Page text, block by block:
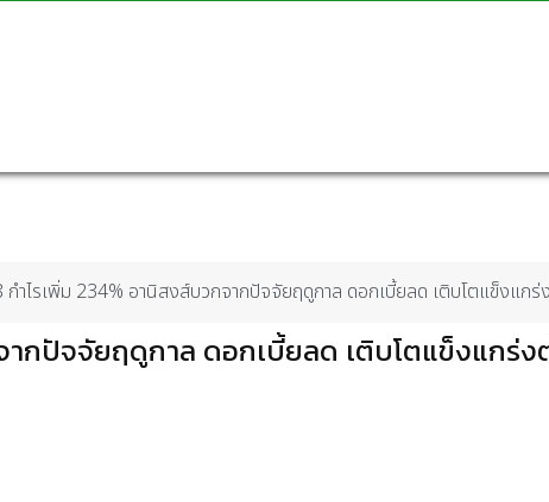
ำไรเพิ่ม 234% อานิสงส์บวกจากปัจจัยฤดูกาล ดอกเบี้ยลด เติบโตแข็งแกร่
ากปัจจัยฤดูกาล ดอกเบี้ยลด เติบโตแข็งแกร่ง